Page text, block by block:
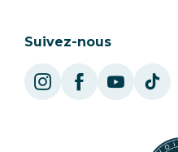
Suivez-nous